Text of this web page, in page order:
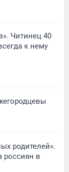
Читинец 40
к нему
родителей».
россиян в